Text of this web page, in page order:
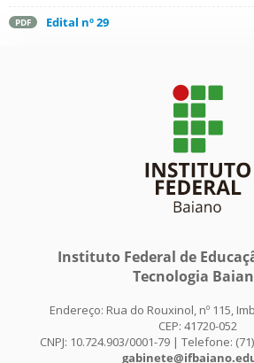
PDF Edital nº 29
Instituto Federal de
Tecnologia
Endereço: Rua do Rouxinol, nº 115,
CEP: 41720-052
CNPJ: 10.724.903/0001-79 | Telefone: